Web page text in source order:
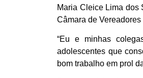
Maria Cleice Lima dos
Câmara de
“Eu e minhas
adolescentes que
bom trabalho em prol